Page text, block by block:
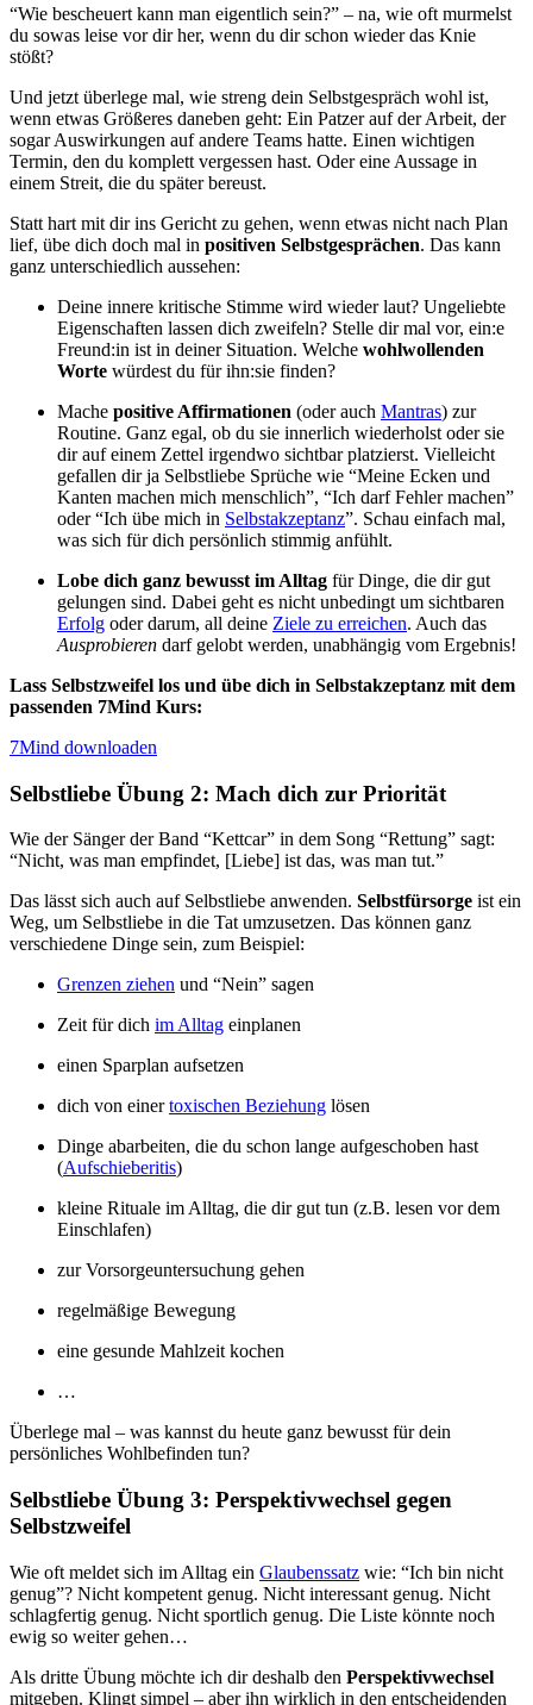
“Wie bescheuert kann man eigentlich sein?” – na, wie oft murmelst
du sowas leise vor dir her, wenn du dir schon wieder das Knie
stößt?
Und jetzt überlege mal, wie streng dein Selbstgespräch wohl ist,
wenn etwas Größeres daneben geht: Ein Patzer auf der Arbeit, der
sogar Auswirkungen auf andere Teams hatte. Einen wichtigen
Termin, den du komplett vergessen hast. Oder eine Aussage in
einem Streit, die du später bereust.
Statt hart mit dir ins Gericht zu gehen, wenn etwas nicht nach Plan
lief, übe dich doch mal in positiven Selbstgesprächen. Das kann
ganz unterschiedlich aussehen:
Deine innere kritische Stimme wird wieder laut? Ungeliebte
Eigenschaften lassen dich zweifeln? Stelle dir mal vor, ein:e
Freund:in ist in deiner Situation. Welche wohlwollenden
Worte würdest du für ihn:sie finden?
Mache positive Affirmationen (oder auch Mantras) zur
Routine. Ganz egal, ob du sie innerlich wiederholst oder sie
dir auf einem Zettel irgendwo sichtbar platzierst. Vielleicht
gefallen dir ja Selbstliebe Sprüche wie “Meine Ecken und
Kanten machen mich menschlich”, “Ich darf Fehler machen”
oder “Ich übe mich in Selbstakzeptanz”. Schau einfach mal,
was sich für dich persönlich stimmig anfühlt.
Lobe dich ganz bewusst im Alltag für Dinge, die dir gut
gelungen sind. Dabei geht es nicht unbedingt um sichtbaren
Erfolg oder darum, all deine Ziele zu erreichen. Auch das
Ausprobieren darf gelobt werden, unabhängig vom Ergebnis!
Lass Selbstzweifel los und übe dich in Selbstakzeptanz mit dem
passenden 7Mind Kurs:
7Mind downloaden
Selbstliebe Übung 2: Mach dich zur Priorität
Wie der Sänger der Band “Kettcar” in dem Song “Rettung” sagt:
“Nicht, was man empfindet, [Liebe] ist das, was man tut.”
Das lässt sich auch auf Selbstliebe anwenden. Selbstfürsorge ist ein
Weg, um Selbstliebe in die Tat umzusetzen. Das können ganz
verschiedene Dinge sein, zum Beispiel:
Grenzen ziehen und “Nein” sagen
Zeit für dich im Alltag einplanen
einen Sparplan aufsetzen
dich von einertoxischen Beziehung lösen
Dinge abarbeiten, die du schon lange aufgeschoben hast
(Aufschieberitis)
kleine Rituale im Alltag, die dir gut tun (z.B. lesen vor dem
Einschlafen)
zur Vorsorgeuntersuchung gehen
regelmäßige Bewegung
eine gesunde Mahlzeit kochen
…
Überlege mal – was kannst du heute ganz bewusst für dein
persönliches Wohlbefinden tun?
Selbstliebe Übung 3: Perspektivwechsel gegen
Selbstzweifel
Wie oft meldet sich im Alltag ein Glaubenssatz wie: “Ich bin nicht
genug”? Nicht kompetent genug. Nicht interessant genug. Nicht
schlagfertig genug. Nicht sportlich genug. Die Liste könnte noch
ewig so weiter gehen…
Als dritte Übung möchte ich dir deshalb den Perspektivwechsel
mitgeben. Klingt simpel – aber ihn wirklich in den entscheidenden